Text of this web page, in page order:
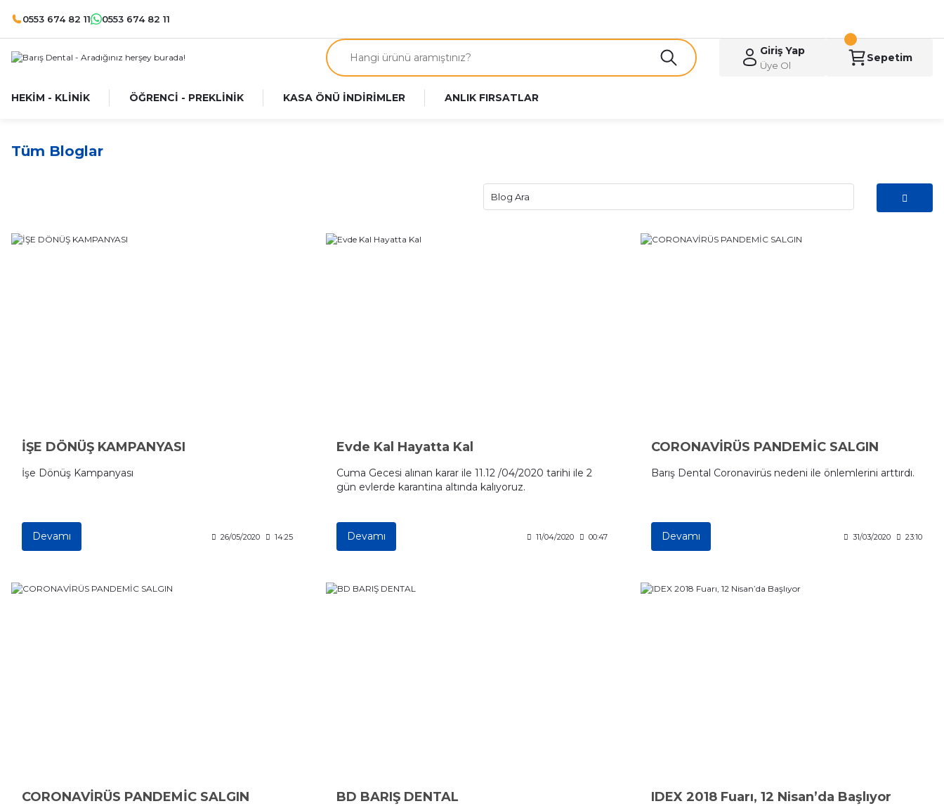
0553 674 82 11 0553 674 82 11
Giriş Yap
Üye Ol
Sepetim
HEKİM - KLİNİK ÖĞRENCİ - PREKLİNİK KASA ÖNÜ İNDİRİMLER ANLIK FIRSATLAR
Tüm Bloglar
İŞE DÖNÜŞ KAMPANYASI
İşe Dönüş Kampanyası
Devamı 26/05/2020 14:25
Evde Kal Hayatta Kal
Cuma Gecesi alınan karar ile 11.12 /04/2020 tarihi ile 2
gün evlerde karantina altında kalıyoruz.
Devamı 11/04/2020 00:47
CORONAVİRÜS PANDEMİC SALGIN
Barış Dental Coronavirüs nedeni ile önlemlerini arttırdı.
Devamı 31/03/2020 23:10
CORONAVİRÜS PANDEMİC SALGIN BD BARIŞ DENTAL IDEX 2018 Fuarı, 12 Nisan’da Başlıyor